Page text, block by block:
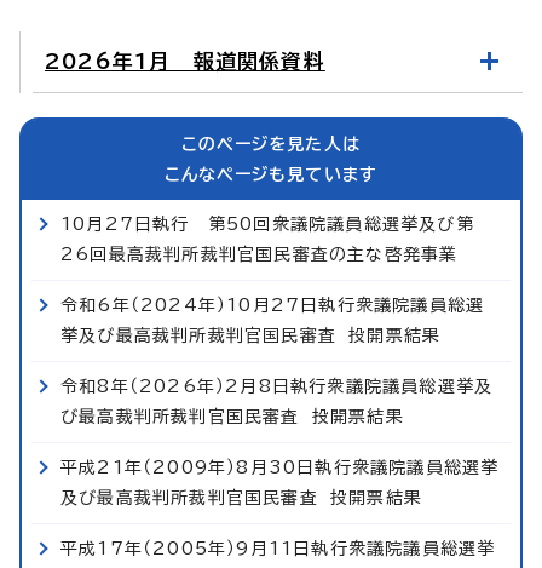
2026年1月 報道関係資料
このページを見た人は
こんなページも見ています
10月27日執行 第50回衆議院議員総選挙及び第
26回最高裁判所裁判官国民審査の主な啓発事業
令和6年（2024年）10月27日執行衆議院議員総選
挙及び最高裁判所裁判官国民審査 投開票結果
令和8年（2026年）2月8日執行衆議院議員総選挙及
び最高裁判所裁判官国民審査 投開票結果
平成21年（2009年）8月30日執行衆議院議員総選挙
及び最高裁判所裁判官国民審査 投開票結果
平成17年（2005年）9月11日執行衆議院議員総選挙